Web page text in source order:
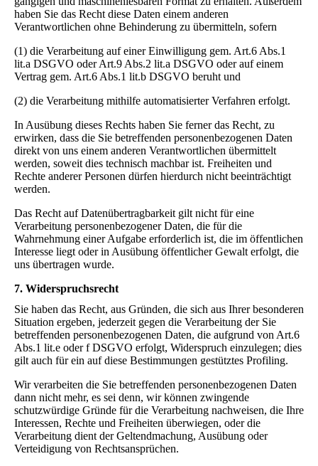
haben Sie das Recht diese Daten einem anderen
Verantwortlichen ohne Behinderung zu übermitteln, sofern
(1) die Verarbeitung auf einer Einwilligung gem. Art.6 Abs.1
lit.a DSGVO oder Art.9 Abs.2 lit.a DSGVO oder auf einem
Vertrag gem. Art.6 Abs.1 lit.b DSGVO beruht und
(2) die Verarbeitung mithilfe automatisierter Verfahren erfolgt.
In Ausübung dieses Rechts haben Sie ferner das Recht, zu
erwirken, dass die Sie betreffenden personenbezogenen Daten
direkt von uns einem anderen Verantwortlichen übermittelt
werden, soweit dies technisch machbar ist. Freiheiten und
Rechte anderer Personen dürfen hierdurch nicht beeinträchtigt
werden.
Das Recht auf Datenübertragbarkeit gilt nicht für eine
Verarbeitung personenbezogener Daten, die für die
Wahrnehmung einer Aufgabe erforderlich ist, die im öffentlichen
Interesse liegt oder in Ausübung öffentlicher Gewalt erfolgt, die
uns übertragen wurde.
7. Widerspruchsrecht
Sie haben das Recht, aus Gründen, die sich aus Ihrer besonderen
Situation ergeben, jederzeit gegen die Verarbeitung der Sie
betreffenden personenbezogenen Daten, die aufgrund von Art.6
Abs.1 lit.e oder f DSGVO erfolgt, Widerspruch einzulegen; dies
gilt auch für ein auf diese Bestimmungen gestütztes Profiling.
Wir verarbeiten die Sie betreffenden personenbezogenen Daten
dann nicht mehr, es sei denn, wir können zwingende
schutzwürdige Gründe für die Verarbeitung nachweisen, die Ihre
Interessen, Rechte und Freiheiten überwiegen, oder die
Verarbeitung dient der Geltendmachung, Ausübung oder
Verteidigung von Rechtsansprüchen.